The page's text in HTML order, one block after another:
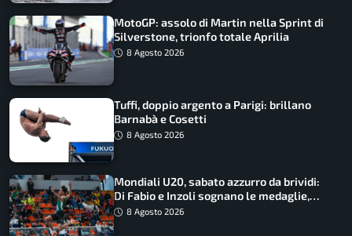
MotoGP: assolo di Martin nella Sprint di
Silverstone, trionfo totale Aprilia
8 Agosto 2026
Tuffi, doppio argento a Parigi: brillano
Barnabà e Cosetti
8 Agosto 2026
Mondiali U20, sabato azzurro da brividi:
Di Fabio e Inzoli sognano le medaglie,
Castellani e Succo in finale
8 Agosto 2026